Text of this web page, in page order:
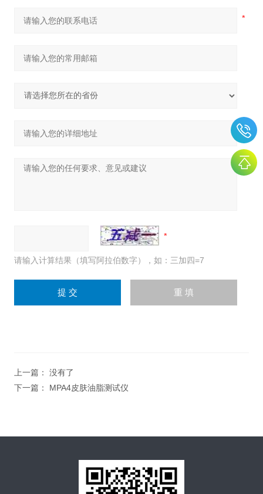
请输入计算结果（填写阿拉伯数字），如：三加四=7
上一篇： 没有了
下一篇： MPA4皮肤油脂测试仪